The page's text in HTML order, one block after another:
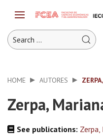
HOME AUTORES
Zerpa,
See publications: Zerpa,